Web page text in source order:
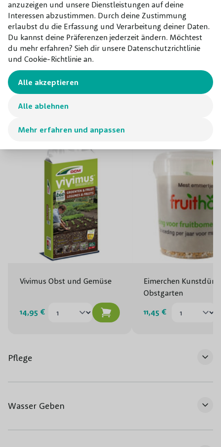
anzuzeigen und unsere Dienstleistungen auf deine
Interessen abzustimmen. Durch deine Zustimmung
erlaubst du die Erfassung und Verarbeitung deiner Daten.
Du kannst deine Präferenzen jederzeit ändern. Möchtest
du mehr erfahren? Sieh dir unsere Datenschutzrichtlinie
und Cookie-Richtlinie an.
Mehr erfahren und anpassen
Alle ablehnen
Alle akzeptieren
laubabwerfende 'Rode Boskoop' eine reichliche Ernte
garantiert, benötigt der Apfelbaum einen Bestäuber, wie
z.B. ‚James Grieve' oder ‚Gravensteiner'. Diese Bäume sind
beide in unserer Baumschule erhältlich.
Kombinieren mit
Unsere Empfehlungen für dieses
Vivimus Obst und Gemüse
14,95 €
Eimerchen
Obstgarten
11,45 €
Pflege
Wasser Geben